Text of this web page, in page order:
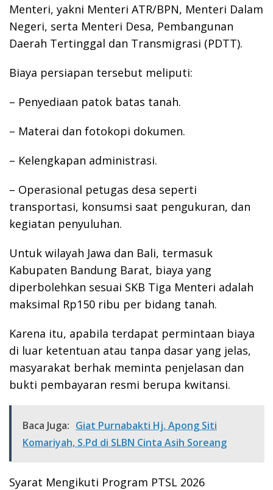
Menteri, yakni Menteri ATR/BPN, Menteri Dalam
Negeri, serta Menteri Desa, Pembangunan
Daerah Tertinggal dan Transmigrasi (PDTT).
Biaya persiapan tersebut meliputi:
– Penyediaan patok batas tanah.
– Materai dan fotokopi dokumen.
– Kelengkapan administrasi.
– Operasional petugas desa seperti
transportasi, konsumsi saat pengukuran, dan
kegiatan penyuluhan.
Untuk wilayah Jawa dan Bali, termasuk
Kabupaten Bandung Barat, biaya yang
diperbolehkan sesuai SKB Tiga Menteri adalah
maksimal Rp150 ribu per bidang tanah.
Karena itu, apabila terdapat permintaan biaya
di luar ketentuan atau tanpa dasar yang jelas,
masyarakat berhak meminta penjelasan dan
bukti pembayaran resmi berupa kwitansi.
Baca Juga: Giat Purnabakti Hj. Apong Siti
Komariyah, S.Pd di SLBN Cinta Asih Soreang
Syarat Mengikuti Program PTSL 2026